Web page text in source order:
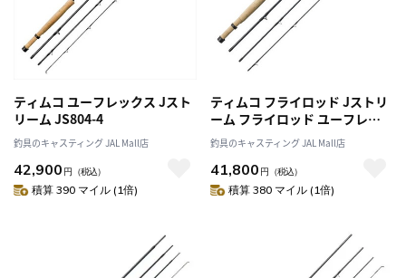
ティムコ ユーフレックス Jスト
リーム JS804-4
釣具のキャスティング JAL Mall店
42,900 円 （税込）
積算 390 マイル (1倍)
ティムコ フライロッド Jストリ
ーム フライロッド ユーフレッ
クス・Jストリーム JS663-4
釣具のキャスティング JAL Mall店
41,800 円 （税込）
積算 380 マイル (1倍)